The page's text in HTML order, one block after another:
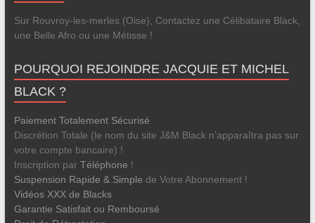
Sur Rouvroy-les-merles (Oise), Contactez une Célibataire Black,
une Belle Afro ou une Métisse !
POURQUOI REJOINDRE JACQUIE ET MICHEL
BLACK ?
Paiement Totalement Sécurisé
Discrétion Totale (le nom du site J&M Black n’apparaîtra pas sur
votre compte bancaire) !
Inscription par Téléphone !
Suspension Rapide & Simple de Votre Abonnement !
Vidéos XXX de Blacks
Garantie Satisfait ou Remboursé